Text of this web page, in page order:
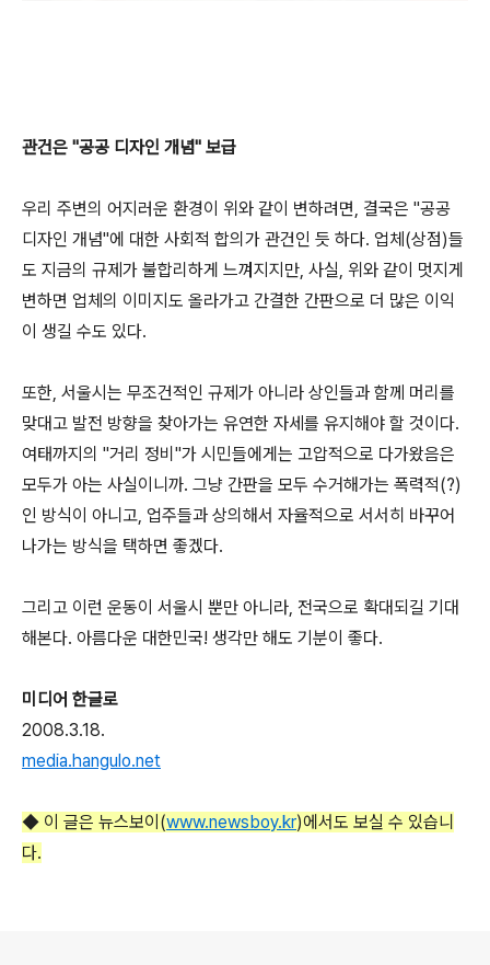
관건은 "공공 디자인 개념" 보급
우리 주변의 어지러운 환경이 위와 같이 변하려면, 결국은 "공공
디자인 개념"에 대한 사회적 합의가 관건인 듯 하다. 업체(상점)들
도 지금의 규제가 불합리하게 느껴지지만, 사실, 위와 같이 멋지게
변하면 업체의 이미지도 올라가고 간결한 간판으로 더 많은 이익
이 생길 수도 있다.
또한, 서울시는 무조건적인 규제가 아니라 상인들과 함께 머리를
맞대고 발전 방향을 찾아가는 유연한 자세를 유지해야 할 것이다.
여태까지의 "거리 정비"가 시민들에게는 고압적으로 다가왔음은
모두가 아는 사실이니까. 그냥 간판을 모두 수거해가는 폭력적(?)
인 방식이 아니고, 업주들과 상의해서 자율적으로 서서히 바꾸어
나가는 방식을 택하면 좋겠다.
그리고 이런 운동이 서울시 뿐만 아니라, 전국으로 확대되길 기대
해본다. 아름다운 대한민국! 생각만 해도 기분이 좋다.
미디어 한글로
2008.3.18.
media.hangulo.net
◆ 이 글은 뉴스보이(www.newsboy.kr)에서도 보실 수 있습니
다.